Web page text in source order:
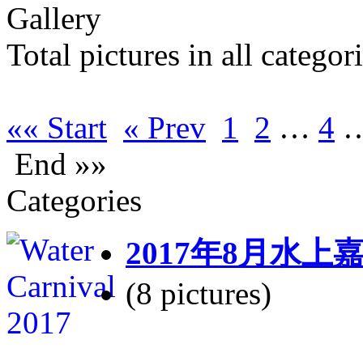
Gallery
Total pictures in all
«« Start « Prev 1 2 … 4
End »»
Categories
2017年8月水上
(8 pictures)